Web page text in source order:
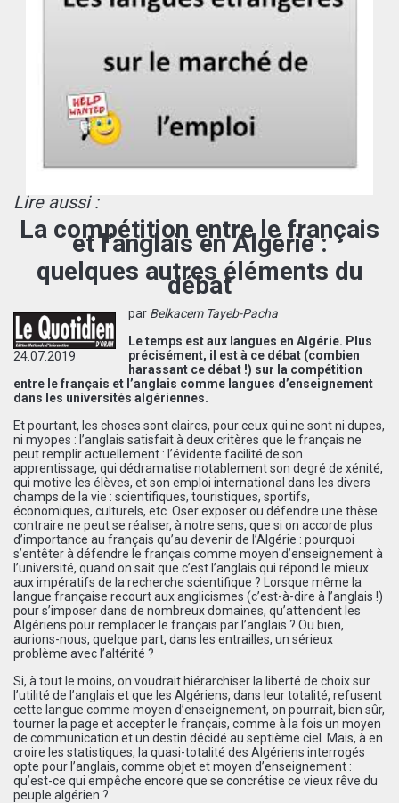
Lire aussi :
La compétition entre le français
et l’anglais en Algérie :
quelques autres éléments du
débat
24.07.2019
par Belkacem Tayeb-Pacha
Le temps est aux langues en Algérie. Plus
précisément, il est à ce débat (combien
harassant ce débat !) sur la compétition
entre le français et l’anglais comme langues d’enseignement
dans les universités algériennes.
Et pourtant, les choses sont claires, pour ceux qui ne sont ni dupes,
ni myopes : l’anglais satisfait à deux critères que le français ne
peut remplir actuellement : l’évidente facilité de son
apprentissage, qui dédramatise notablement son degré de xénité,
qui motive les élèves, et son emploi international dans les divers
champs de la vie : scientifiques, touristiques, sportifs,
économiques, culturels, etc. Oser exposer ou défendre une thèse
contraire ne peut se réaliser, à notre sens, que si on accorde plus
d’importance au français qu’au devenir de l’Algérie : pourquoi
s’entêter à défendre le français comme moyen d’enseignement à
l’université, quand on sait que c’est l’anglais qui répond le mieux
aux impératifs de la recherche scientifique ? Lorsque même la
langue française recourt aux anglicismes (c’est-à-dire à l’anglais !)
pour s’imposer dans de nombreux domaines, qu’attendent les
Algériens pour remplacer le français par l’anglais ? Ou bien,
aurions-nous, quelque part, dans les entrailles, un sérieux
problème avec l’altérité ?
Si, à tout le moins, on voudrait hiérarchiser la liberté de choix sur
l’utilité de l’anglais et que les Algériens, dans leur totalité, refusent
cette langue comme moyen d’enseignement, on pourrait, bien sûr,
tourner la page et accepter le français, comme à la fois un moyen
de communication et un destin décidé au septième ciel. Mais, à en
croire les statistiques, la quasi-totalité des Algériens interrogés
opte pour l’anglais, comme objet et moyen d’enseignement :
qu’est-ce qui empêche encore que se concrétise ce vieux rêve du
peuple algérien ?